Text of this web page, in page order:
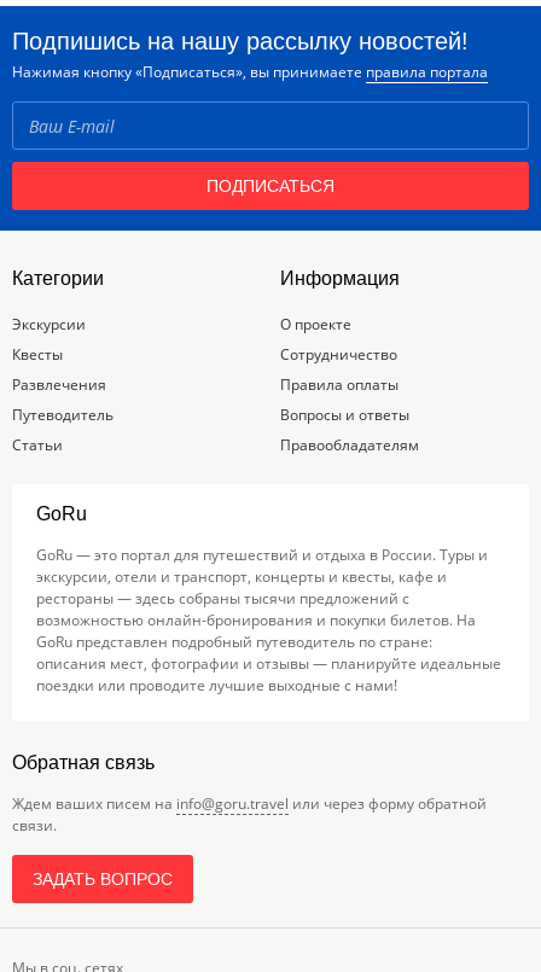
Подпишись на нашу рассылку новостей!
Нажимая кнопку «Подписаться», вы принимаете правила портала
ПОДПИСАТЬСЯ
Категории
Экскурсии
Квесты
Развлечения
Путеводитель
Статьи
Информация
О проекте
Сотрудничество
Правила оплаты
Вопросы и ответы
Правообладателям
GoRu
GoRu — это портал для путешествий и отдыха в России. Туры и
экскурсии, отели и транспорт, концерты и квесты, кафе и
рестораны — здесь собраны тысячи предложений с
возможностью онлайн-бронирования и покупки билетов. На
GoRu представлен подробный путеводитель по стране:
описания мест, фотографии и отзывы — планируйте идеальные
поездки или проводите лучшие выходные с нами!
Обратная связь
Ждем ваших писем на info@goru.travel или через форму обратной
связи.
ЗАДАТЬ ВОПРОС
Мы в соц. сетях